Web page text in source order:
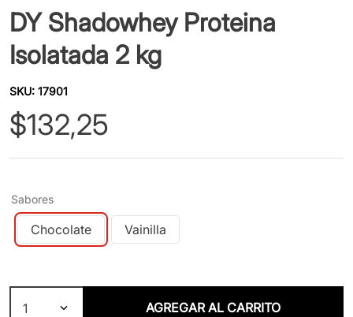
DY Shadowhey Proteina
Isolatada 2 kg
SKU:17901
$132,25
Sabores
Chocolate Vainilla
1 AGREGAR AL CARRITO